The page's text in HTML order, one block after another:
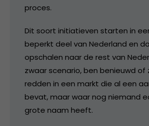
proces.
Dit soort initiatieven starten in
beperkt deel van Nederland en
opschalen naar de rest van
zwaar scenario, ben benieuwd of
redden in een markt die al een
bevat, maar waar nog niemand
grote naam heeft.